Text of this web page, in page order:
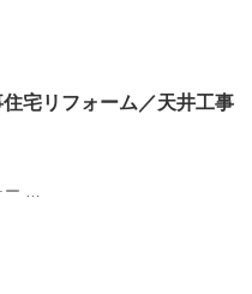
宅リフォーム／天井工事
ー …